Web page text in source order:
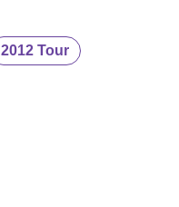
2012 Tour